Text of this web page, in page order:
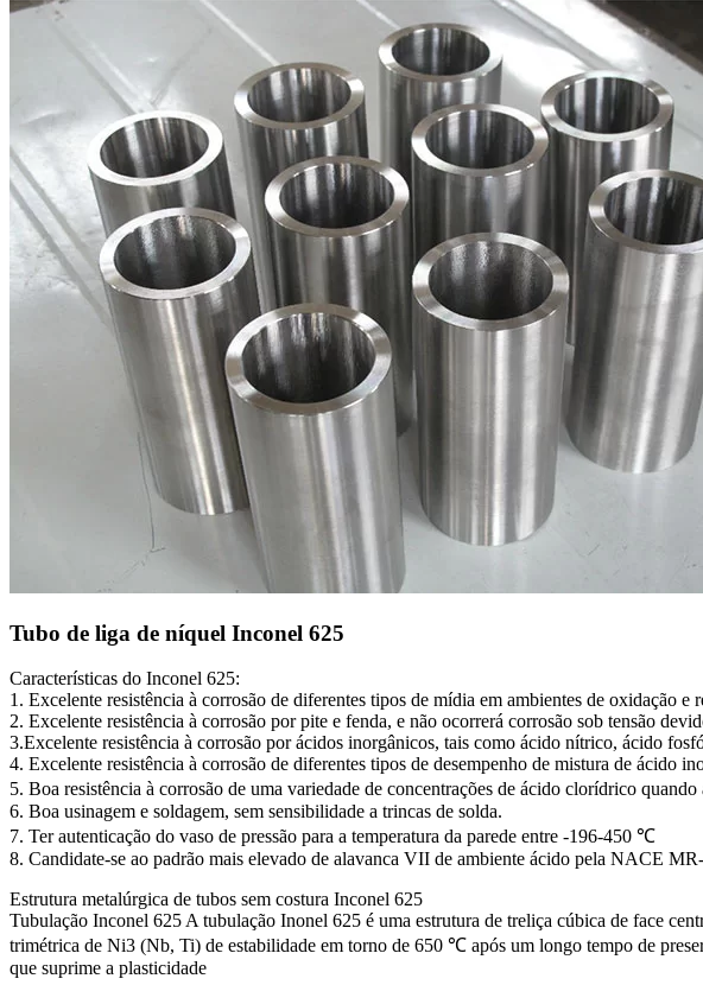
Tubo de liga de níquel Inconel 625
Características do Inconel 625:
1. Excelente resistência à corrosão de diferentes tipos de mídia em ambientes de oxidação e
2. Excelente resistência à corrosão por pite e fenda, e não ocorrerá corrosão sob tensão
3.Excelente resistência à corrosão por ácidos inorgânicos, tais como ácido nítrico, ácido
4. Excelente resistência à corrosão de diferentes tipos de desempenho de mistura de ácido
5. Boa resistência à corrosão de uma variedade de concentrações de ácido clorídrico
6. Boa usinagem e soldagem, sem sensibilidade a trincas de solda.
7. Ter autenticação do vaso de pressão para a temperatura da parede entre -196-450 ℃
8. Candidate-se ao padrão mais elevado de alavanca VII de ambiente ácido pela NACE
Estrutura metalúrgica de tubos sem costura Inconel 625
Tubulação Inconel 625 A tubulação Inonel 625 é uma estrutura de treliça cúbica de face
trimétrica de Ni3 (Nb, Ti) de estabilidade em torno de 650 ℃ após um longo tempo de
que suprime a plasticidade